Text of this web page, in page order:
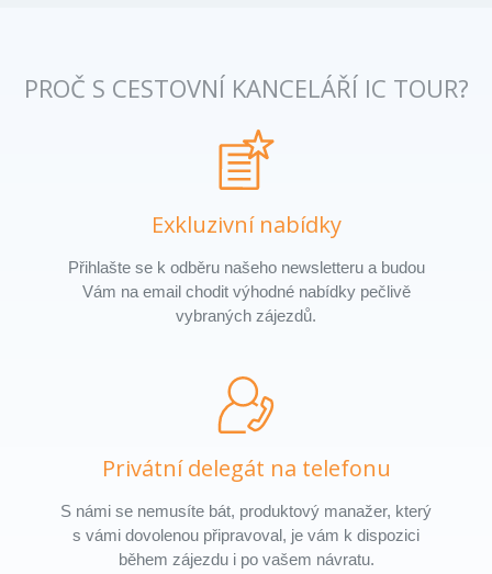
PROČ S CESTOVNÍ KANCELÁŘÍ IC TOUR?
Exkluzivní nabídky
Přihlašte se k odběru našeho newsletteru a budou
Vám na email chodit výhodné nabídky pečlivě
vybraných zájezdů.
Privátní delegát na telefonu
S námi se nemusíte bát, produktový manažer, který
s vámi dovolenou připravoval, je vám k dispozici
během zájezdu i po vašem návratu.